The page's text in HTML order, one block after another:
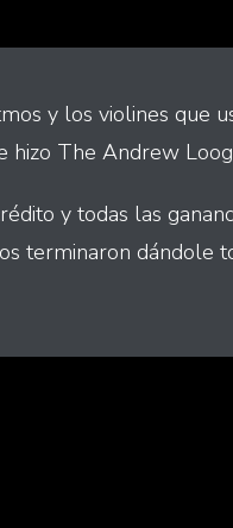
y los violines que
hizo The Andrew
y todas las
terminaron dándole